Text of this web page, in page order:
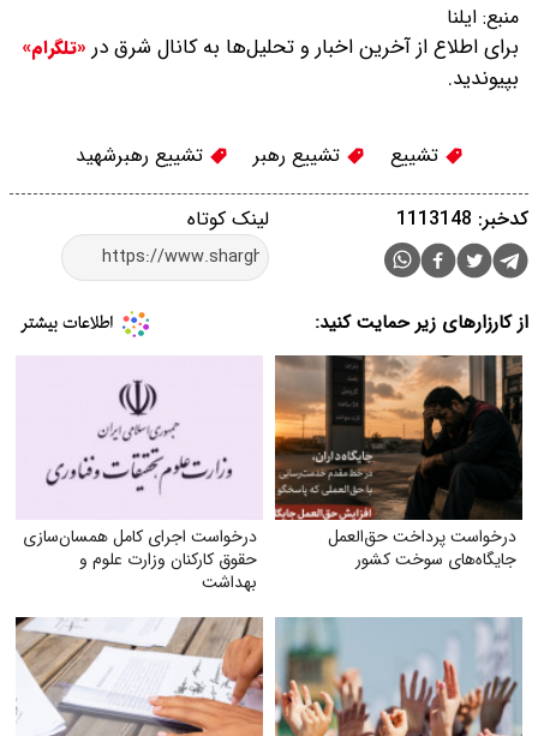
منبع: ایلنا
برای اطلاع از آخرین اخبار و تحلیل‌ها به کانال شرق در «تلگرام»
بپیوندید.
تشییع تشییع رهبر تشییع رهبرشهید
لینک کوتاه کدخبر: 1113148
از کارزارهای زیر حمایت کنید:
درخواست پرداخت حق‌العمل
جایگاه‌های سوخت کشور
درخواست اجرای کامل همسان‌سازی
حقوق کارکنان وزارت علوم و
بهداشت